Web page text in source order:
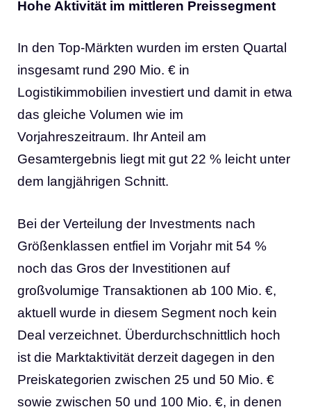
Hohe Aktivität im mittleren Preissegment
In den Top-Märkten wurden im ersten Quartal
insgesamt rund 290 Mio. € in
Logistikimmobilien investiert und damit in etwa
das gleiche Volumen wie im
Vorjahreszeitraum. Ihr Anteil am
Gesamtergebnis liegt mit gut 22 % leicht unter
dem langjährigen Schnitt.
Bei der Verteilung der Investments nach
Größenklassen entfiel im Vorjahr mit 54 %
noch das Gros der Investitionen auf
großvolumige Transaktionen ab 100 Mio. €,
aktuell wurde in diesem Segment noch kein
Deal verzeichnet. Überdurchschnittlich hoch
ist die Marktaktivität derzeit dagegen in den
Preiskategorien zwischen 25 und 50 Mio. €
sowie zwischen 50 und 100 Mio. €, in denen